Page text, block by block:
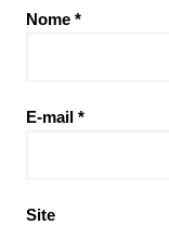
Nome *
E-mail *
Site